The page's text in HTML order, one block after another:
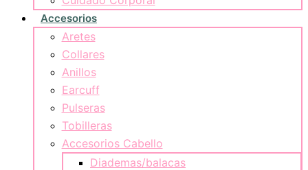
Accesorios
Aretes
Collares
Anillos
Earcuff
Pulseras
Tobilleras
Accesorios Cabello
Diademas/balacas